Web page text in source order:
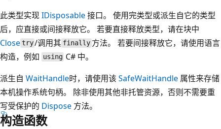
此类型实现IDisposable接口。 使用完类型或派生自它的类型
后，应直接或间接释放它。 若要直接释放类型，请在块中
Closetry/调用其 finally 方法。 若要间接释放它，请使用语言
构造，例如 using C# 中。
派生自 WaitHandle时，请使用该 SafeWaitHandle 属性来存储
本机操作系统句柄。 除非使用其他非托管资源，否则不需要重
写受保护的 Dispose 方法。
构造函数